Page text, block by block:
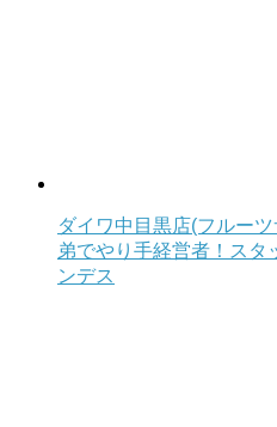
ダイワ中目黒店(フルー
弟でやり手経営者！スタ
ンデス